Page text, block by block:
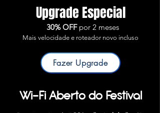
Upgrade Especial
30% OFF por 2 meses
Mais velocidade e roteador novo incluso
Fazer Upgrade
Wi-Fi Aberto do Festival